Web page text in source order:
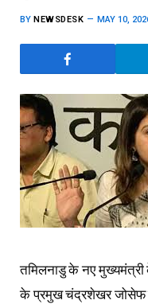
BY NEWSDESK MAY 10,
तमिलनाडु के नए
के प्रमुख चंद्रशेखर जोसेफ